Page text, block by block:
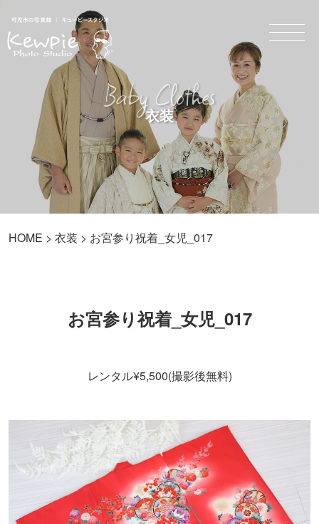
Baby Clothes
衣装
HOME > 衣装 > お宮参り祝着_女児_017
お宮参り祝着_女児_017
レンタル¥5,500(撮影後無料)